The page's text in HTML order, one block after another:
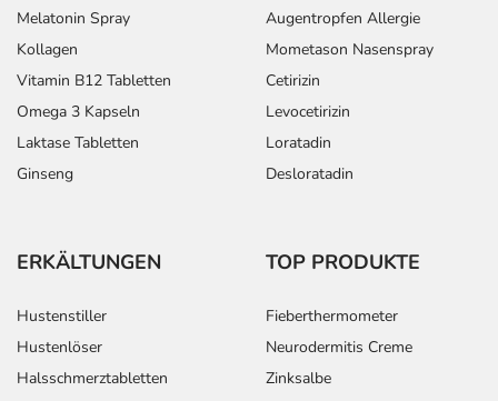
Melatonin Spray
Kollagen
Vitamin B12 Tabletten
Omega 3 Kapseln
Laktase Tabletten
Ginseng
Augentropfen Allergie
Mometason Nasenspray
Cetirizin
Levocetirizin
Loratadin
Desloratadin
ERKÄLTUNGEN
Hustenstiller
Hustenlöser
Halsschmerztabletten
TOP PRODUKTE
Fieberthermometer
Neurodermitis Creme
Zinksalbe